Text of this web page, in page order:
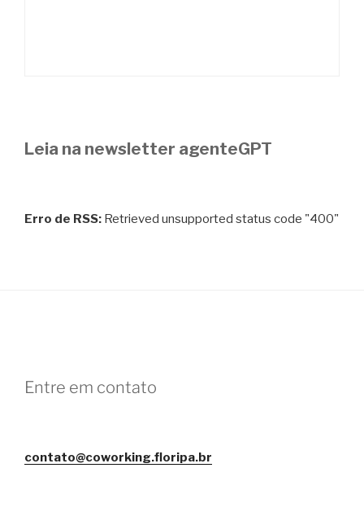
Leia na newsletter agenteGPT
Erro de RSS: Retrieved unsupported status code "400"
Entre em contato
contato@coworking.floripa.br